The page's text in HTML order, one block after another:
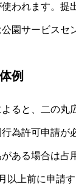
われます。提
園サービスセ
例
ると、二の丸
為許可申請が
ある場合は占
以上前に申請